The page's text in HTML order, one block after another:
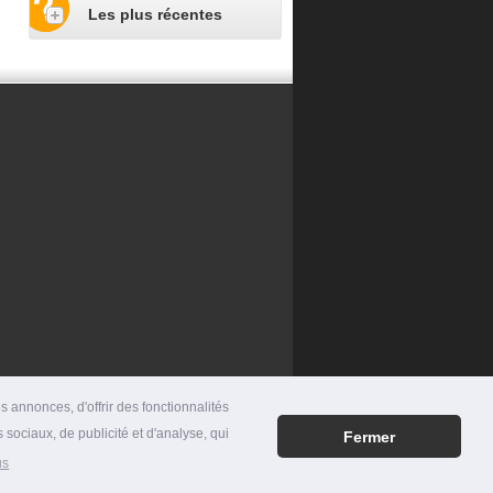
annonces, d'offrir des fonctionnalités
de publicité et d'analyse, qui
Fermer
Les plus récentes